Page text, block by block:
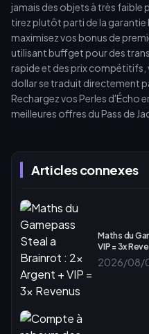
Articles connexes
Maths du
VIP = 3x
2026/08/
jamais des objets à très faible
tirez plutôt parti de la garantie
maximisez vos bonus de
utilisant buffget pour des
rapide et des prix compétitifs,
dollar se traduit directement
Rechargez vos Perles d'Écho
meilleures offres du Pass de